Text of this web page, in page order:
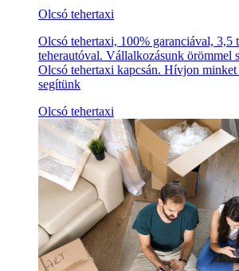
Olcsó tehertaxi
Olcsó tehertaxi, 100% garanciával, 3,5
teherautóval. Vállalkozásunk örömmel
Olcsó tehertaxi kapcsán. Hívjon minket
segítünk
Olcsó tehertaxi